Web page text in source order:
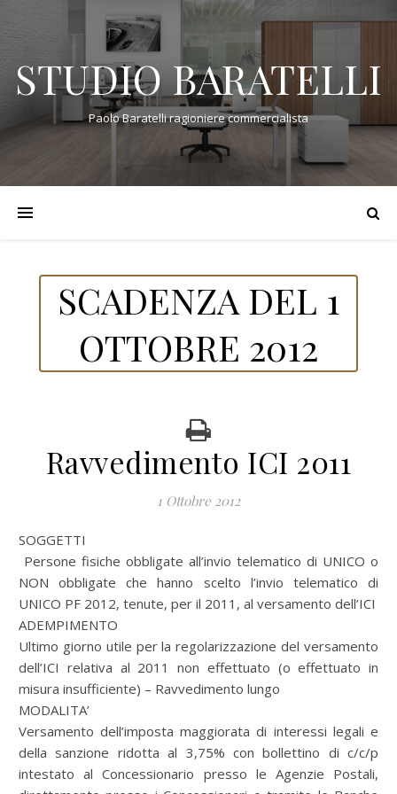
STUDIO BARATELLI
Paolo Baratelli ragioniere commercialista
SCADENZA DEL 1
OTTOBRE 2012
Ravvedimento ICI 2011
1 Ottobre 2012
SOGGETTI
Persone fisiche obbligate all’invio telematico di UNICO o
NON obbligate che hanno scelto l’invio telematico di
UNICO PF 2012, tenute, per il 2011, al versamento dell’ICI
ADEMPIMENTO
Ultimo giorno utile per la regolarizzazione del versamento
dell’ICI relativa al 2011 non effettuato (o effettuato in
misura insufficiente) – Ravvedimento lungo
MODALITA’
Versamento dell’imposta maggiorata di interessi legali e
della sanzione ridotta al 3,75% con bollettino di c/c/p
intestato al Concessionario presso le Agenzie Postali,